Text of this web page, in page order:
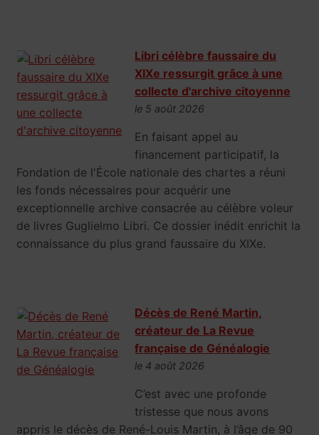
Libri célèbre faussaire du
XIXe ressurgit grâce à une
collecte d'archive citoyenne
le 5 août 2026
En faisant appel au
financement participatif, la
Fondation de l'École nationale des chartes a réuni
les fonds nécessaires pour acquérir une
exceptionnelle archive consacrée au célèbre voleur
de livres Guglielmo Libri. Ce dossier inédit enrichit la
connaissance du plus grand faussaire du XIXe.
Décès de René Martin,
créateur de La Revue
française de Généalogie
le 4 août 2026
C’est avec une profonde
tristesse que nous avons
appris le décès de René-Louis Martin, à l’âge de 90